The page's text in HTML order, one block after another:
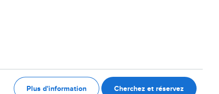
Plus d'information Cherchez et réservez